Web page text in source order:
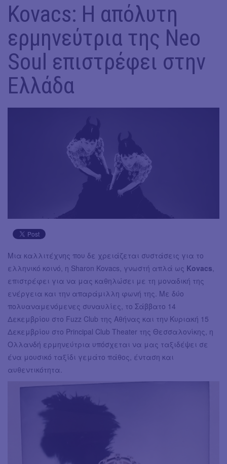
Kovacs: Η απόλυτη
ερμηνεύτρια της Neo
Soul επιστρέφει στην
Ελλάδα
Μια καλλιτέχνης που δε χρειάζεται συστάσεις για το
ελληνικό κοινό, η Sharon Kovacs, γνωστή απλά ως Kovacs
επιστρέφει για να μας καθηλώσει με τη μοναδική της
ενέργεια και την απαράμιλλη φωνή της. Με δύο
πολυαναμενόμενες συναυλίες, το Σάββατο 14
Δεκεμβρίου στο Fuzz Club της Αθήνας και την Κυριακή 15
Δεκεμβρίου στο Principal Club Theater της Θεσσαλονίκης, η
Ολλανδή ερμηνεύτρια υπόσχεται να μας ταξιδέψει σε
ένα μουσικό ταξίδι γεμάτο πάθος, ένταση και
αυθεντικότητα.